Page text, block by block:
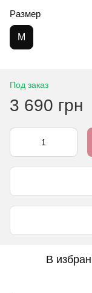
Размер
M
Под заказ
3 690 грн
В